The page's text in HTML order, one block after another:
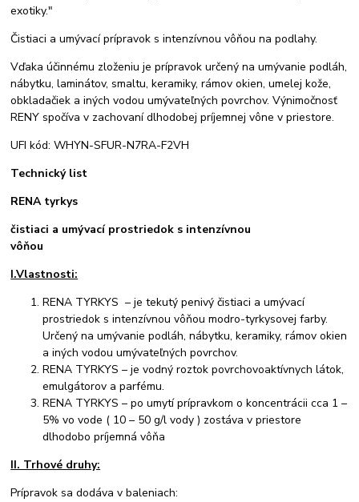
exotiky."
Čistiaci a umývací prípravok s intenzívnou vôňou na podlahy.
Vďaka účinnému zloženiu je prípravok určený na umývanie podláh,
nábytku, laminátov, smaltu, keramiky, rámov okien, umelej kože,
obkladačiek a iných vodou umývateľných povrchov. Výnimočnosť
RENY spočíva v zachovaní dlhodobej príjemnej vône v priestore.
UFI kód: WHYN-SFUR-N7RA-F2VH
Technický list
RENA tyrkys
čistiaci a umývací prostriedok s intenzívnou
vôňou
I.Vlastnosti:
RENA TYRKYS – je tekutý penivý čistiaci a umývací
prostriedok s intenzívnou vôňou modro-tyrkysovej farby.
Určený na umývanie podláh, nábytku, keramiky, rámov okien
a iných vodou umývateľných povrchov.
RENA TYRKYS – je vodný roztok povrchovoaktívnych látok,
emulgátorov a parfému.
RENA TYRKYS – po umytí prípravkom o koncentrácii cca 1 –
5% vo vode ( 10 – 50 g/l vody ) zostáva v priestore
dlhodobo príjemná vôňa
II. Trhové druhy:
Prípravok sa dodáva v baleniach: